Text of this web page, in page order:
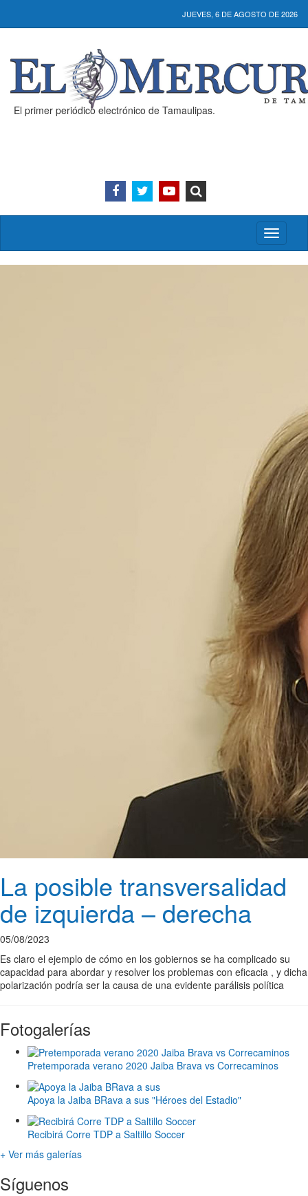
JUEVES, 6 DE AGOSTO DE 2026
El primer periódico electrónico de Tamaulipas.
Activar/
menú
La posible transversalidad
de izquierda – derecha
05/08/2023
Es claro el ejemplo de cómo en los gobiernos se ha complicado su
capacidad para abordar y resolver los problemas con eficacia , y dicha
polarización podría ser la causa de una evidente parálisis política
Fotogalerías
Pretemporada verano 2020 Jaiba Brava vs Correcaminos
Apoya la Jaiba BRava a sus "Héroes del Estadio"
Recibirá Corre TDP a Saltillo Soccer
+ Ver más galerías
Síguenos